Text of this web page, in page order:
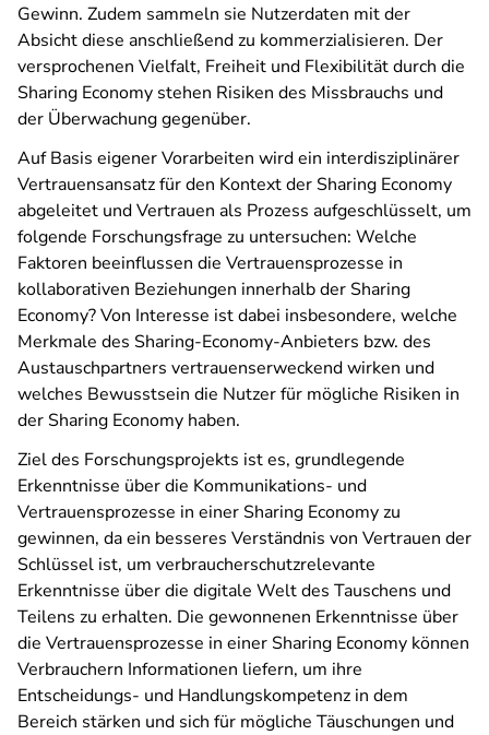
Gewinn. Zudem sammeln sie Nutzerdaten mit der
Absicht diese anschließend zu kommerzialisieren. Der
versprochenen Vielfalt, Freiheit und Flexibilität durch die
Sharing Economy stehen Risiken des Missbrauchs und
der Überwachung gegenüber.
Auf Basis eigener Vorarbeiten wird ein interdisziplinärer
Vertrauensansatz für den Kontext der Sharing Economy
abgeleitet und Vertrauen als Prozess aufgeschlüsselt, um
folgende Forschungsfrage zu untersuchen: Welche
Faktoren beeinflussen die Vertrauensprozesse in
kollaborativen Beziehungen innerhalb der Sharing
Economy? Von Interesse ist dabei insbesondere, welche
Merkmale des Sharing-Economy-Anbieters bzw. des
Austauschpartners vertrauenserweckend wirken und
welches Bewusstsein die Nutzer für mögliche Risiken in
der Sharing Economy haben.
Ziel des Forschungsprojekts ist es, grundlegende
Erkenntnisse über die Kommunikations- und
Vertrauensprozesse in einer Sharing Economy zu
gewinnen, da ein besseres Verständnis von Vertrauen der
Schlüssel ist, um verbraucherschutzrelevante
Erkenntnisse über die digitale Welt des Tauschens und
Teilens zu erhalten. Die gewonnenen Erkenntnisse über
die Vertrauensprozesse in einer Sharing Economy können
Verbrauchern Informationen liefern, um ihre
Entscheidungs- und Handlungskompetenz in dem
Bereich stärken und sich für mögliche Täuschungen und